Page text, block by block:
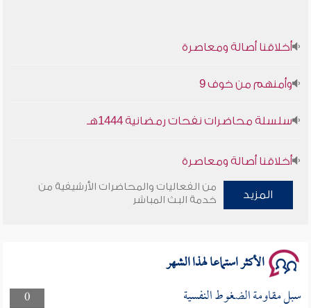
أخلاقنا أصالة ومعاصرة
وأمنهم من خوف 9
سلسلة محاضرات نفحات رمضانية 1444هـ
أخلاقنا أصالة ومعاصرة
وأمنهم من خوف 9
المزيد
من الفعاليات والمحاضرات الأرشيفية من
خدمة البث المباشر
الأكثر استماعا لهذا الشهر
0 سبل مقاومة الضغوط النفسية